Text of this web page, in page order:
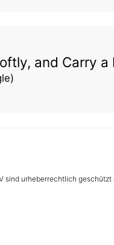
and Carry a
sind urheberrechtlich geschützt